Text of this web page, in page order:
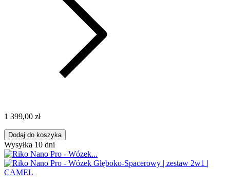
1 399,00 zł
Dodaj do koszyka
Wysyłka 10 dni